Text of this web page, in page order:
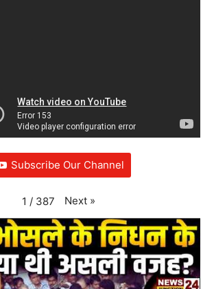
Subscribe Our Channel
1 / 387 Next »